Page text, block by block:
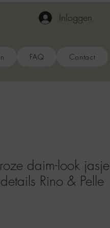
Inloggen
FAQ Contact
daim-look jasje
Rino & Pelle